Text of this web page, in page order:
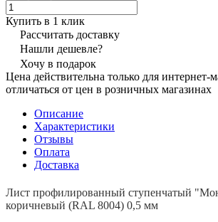
Купить в 1 клик
Рассчитать доставку
Нашли дешевле?
Хочу в подарок
Цена действительна только для интернет-
отличаться от цен в розничных магазинах
Описание
Характеристики
Отзывы
Оплата
Доставка
Лист профилированный ступенчатый
коричневый (RAL 8004) 0,5 мм